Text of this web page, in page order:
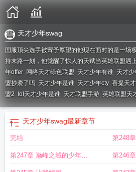
天才少年swag
国服顶尖选手被寄予厚望的他现在面对的是一场
持末路一刻，他觉醒了惊人的天赋当英雄联盟遇
年offer 网络天才绿色联盟 天才少年有谁 天才
盟抄袭了吗 天才少年是谁 天才少年cty 喜提天
盟2
lol天才少年是谁 天才联盟手游 英雄联盟天
联盟联盟之谁还不是个天才天才少年免费播放
英雄联盟谁还不是天才 天才少年吧
盟之天才少年
英雄联盟天才少年
剧英雄联盟天才少年是谁 天才少年电影叫什么
手天才联盟为什么不火英雄联盟天才辅助 联
天才少年swag最新章节
完结 第248
第247章 巅峰之域的少年 第246